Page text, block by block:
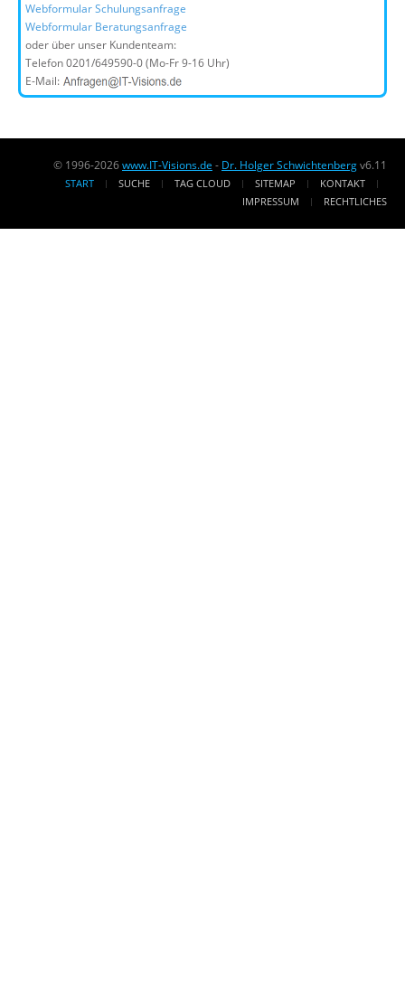
Webformular Schulungsanfrage
Webformular Beratungsanfrage
oder über unser Kundenteam:
Telefon0201/649590-0(Mo-Fr 9-16 Uhr)
E-Mail:
© 1996-2026www.IT-Visions.de - Dr. Holger Schwichtenbergv6.11
START SUCHE TAG CLOUD SITEMAP
KONTAKT
IMPRESSUM
RECHTLICHES